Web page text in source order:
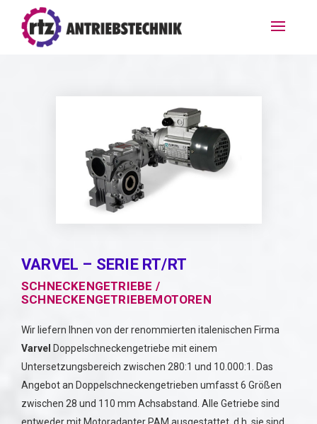
VARVEL – SERIE RT/RT
SCHNECKENGETRIEBE /
SCHNECKENGETRIEBEMOTOREN
Wir liefern Ihnen von der renommierten italenischen Firma
Varvel Doppelschneckengetriebe mit einem
Untersetzungsbereich zwischen 280:1 und 10.000:1. Das
Angebot an Doppelschneckengetrieben umfasst 6 Größen
zwischen 28 und 110 mm Achsabstand. Alle Getriebe sind